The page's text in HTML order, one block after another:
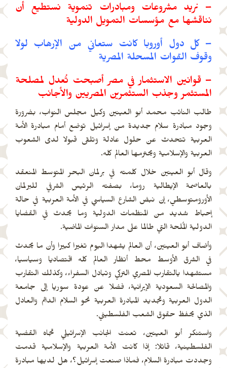
– نريد مشروعات ومبادرات تنموية نستطيع أن
نناقشها مع مؤسسات التمويل الدولية
– كل دول أوروبا كانت ستعاني من الإرهاب لولا
وقوف القوات المسحلة المصرية
– قوانين الاستثمار في مصر أصبحت تُعدل لمصلحة
المستثمر وجذب الستثمرين المصريين والأجانب
طالب النائب محمد أبو العينين وكيل مجلس النواب، بضرورة
وجود مبادرة سلام جديدة من إسرائيل توضع أمام مبادرة الأمة
العربية تتحدث عن حلول عادلة وتلقى قبولا لدى الشعوب
العربية والإسلامية ويحترمها العالم كله.
وقال أبو العينين خلال كلمته في برلمان البحر المتوسط المنعقد
بالعاصمة الإيطالية روما، بصفته الرئيس الشرفي للبرلمان
الأورومتوسطي، إن نبض الشارع السياسي في الأمة العربية في حالة
إحباط شديد من المنظمات الدولية وما يحدث في القضايا
الدولية المُلحة التي طالما على مدار السنوات الماضية.
وأضاف أبو العينين، أن العالم يشهدا اليوم تغيرا كبيرا وأن ما يحدث
في الشرق الأوسط محط أنظار العالم كله اقتصاديا وسياسيا،
مستشهدا يالتقارب المصري التركي وتبادل السفراء، وكذلك التقارب
والمصالحة السعودية الإيرانية، فضلا عن عودة سوريا إلى جامعة
الدول العربية وتجديد المبادرة العربية نحو السلام الدائم والعادل
الذي يحفظ حقوق الشعب الفلسطيني.
واستنكر أبو العينين، تعنت الجانب الإسرائيلي تجاه القضية
الفلسطينية، قائلا: إذا كانت الأمة العربية والإسلامية قدمت
وجددت مبادرة السلام، فماذا صنعت إسرائيل؟، هل لديها مبادرة